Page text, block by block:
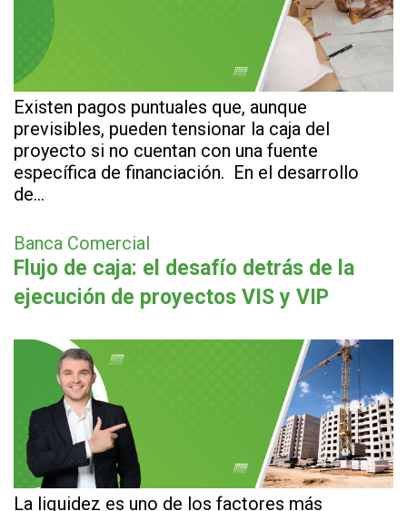
Existen pagos puntuales que, aunque
previsibles, pueden tensionar la caja del
proyecto si no cuentan con una fuente
específica de financiación. En el desarrollo
de…
Banca Comercial
Flujo de caja: el desafío detrás de la
ejecución de proyectos VIS y VIP
La liquidez es uno de los factores más